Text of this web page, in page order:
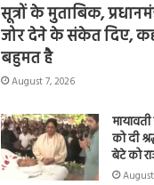
सूत्रों के मुताबिक,
जोर देने के संकेत दिए,
बहुमत है
August 7, 2026
को दी
बेटे को